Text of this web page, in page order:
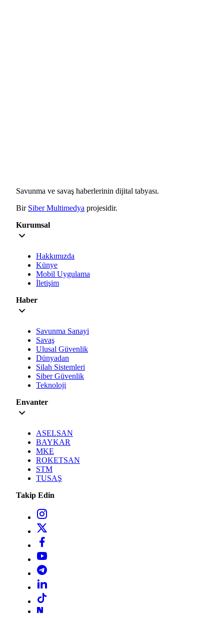
Savunma ve savaş haberlerinin dijital tabyası.
Bir Siber Multimedya projesidir.
Kurumsal
Hakkımızda
Künye
Mobil Uygulama
İletişim
Haber
Savunma Sanayi
Savaş
Ulusal Güvenlik
Dünyadan
Silah Sistemleri
Siber Güvenlik
Teknoloji
Envanter
ASELSAN
BAYKAR
MKE
ROKETSAN
STM
TUSAŞ
Takip Edin